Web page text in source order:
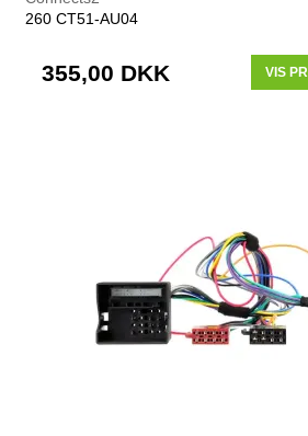
260 CT51-AU04
355,00 DKK VIS